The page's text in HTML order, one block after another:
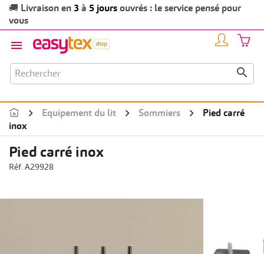
🚚 Livraison en 3 à 5 joursouvrés : le service pensé pour
vous


Equipement du lit Sommiers
Pied carré
inox
Pied carré inox
Réf. A29928